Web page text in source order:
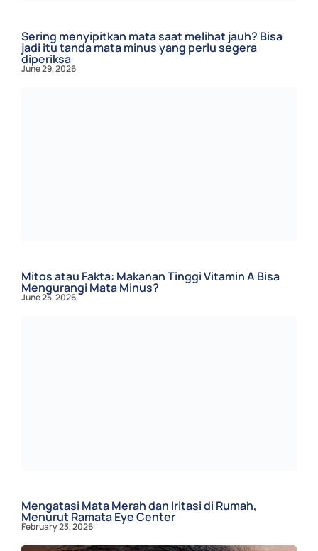
Sering menyipitkan mata saat melihat jauh? Bisa
jadi itu tanda mata minus yang perlu segera
diperiksa
June 29, 2026
Mitos atau Fakta: Makanan Tinggi Vitamin A Bisa
Mengurangi Mata Minus?
June 25, 2026
Mengatasi Mata Merah dan Iritasi di Rumah,
Menurut Ramata Eye Center
February 23, 2026